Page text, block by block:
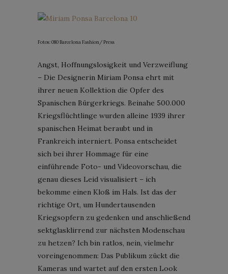
Fotos: 080 Barcelona Fashion/ Press
Angst, Hoffnungslosigkeit und Verzweiflung
– Die Designerin Miriam Ponsa ehrt mit
ihrer neuen Kollektion die Opfer des
Spanischen Bürgerkriegs. Beinahe 500.000
Kriegsflüchtlinge wurden alleine 1939 ihrer
spanischen Heimat beraubt und in
Frankreich interniert. Ponsa entscheidet
sich bei ihrer Hommage für eine
einführende Foto- und Videovorschau, die
genau dieses Leid visualisiert – ich
bekomme einen Kloß im Hals. Ist das der
richtige Ort, um Hundertausenden
Kriegsopfern zu gedenken und anschließend
sektglasklirrend zur nächsten Modenschau
zu hetzen? Ich bin ratlos, nein, vielmehr
voreingenommen: Das Publikum zückt die
Kameras und wartet auf den ersten Look